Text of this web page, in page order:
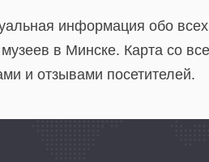
информация обо
в Минске. Карта со
и отзывами посетителей.